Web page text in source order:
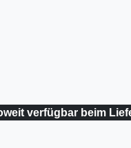
verfügbar beim